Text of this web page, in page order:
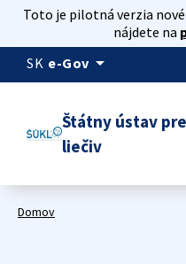
Toto je pilotná verzia
nájdete na
SK e-Gov arrow_drop_down
Štátny ústav
liečiv
Domov